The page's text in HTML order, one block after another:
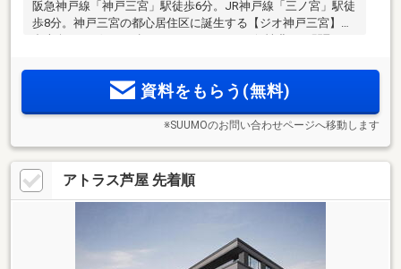
阪急神戸線「神戸三宮」駅徒歩6分。JR神戸線「三ノ宮」駅徒
歩8分。神戸三宮の都心居住区に誕生する【ジオ神戸三宮】全
間】経済的で環境にやさしい次世代型レジデンス【ZEH-M
Oriented認定】来場予約受付中資料をもらう(無料)
※SUUMOのお問い合わせページへ移動します
アトラス芦屋 先着順